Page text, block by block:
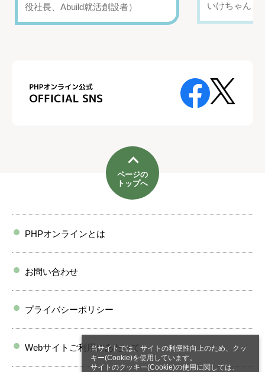
当サイトでは、サイトの利便性向上のため、クッ
キー(Cookie)を使用しています。
サイトのクッキー(Cookie)の使用に関しては、
役社長、Abuild就活創設者）
いけちゃん（
ページの
トップへ
PHPオンラインとは
お問い合わせ
プライバシーポリシー
Webサイトご利用にあたって